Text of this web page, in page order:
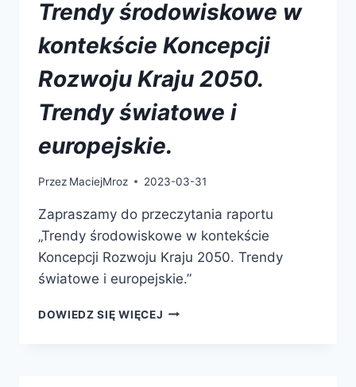
Trendy środowiskowe w
kontekście Koncepcji
Rozwoju Kraju 2050.
Trendy światowe i
europejskie.
Przez MaciejMroz 2023-03-31
Zapraszamy do przeczytania raportu
„Trendy środowiskowe w kontekście
Koncepcji Rozwoju Kraju 2050. Trendy
światowe i europejskie.”
DOWIEDZ SIĘ WIĘCEJ